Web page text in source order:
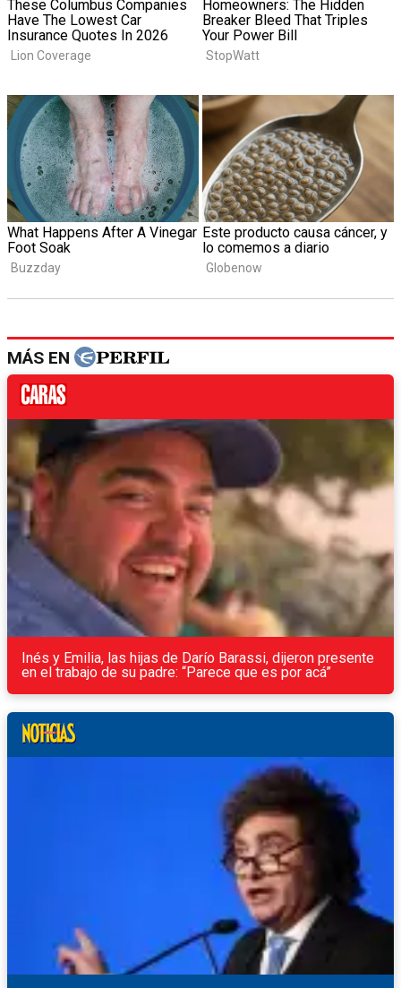
MÁS EN
Inés y Emilia, las hijas de Darío Barassi, dijeron presente
en el trabajo de su padre: “Parece que es por acá”